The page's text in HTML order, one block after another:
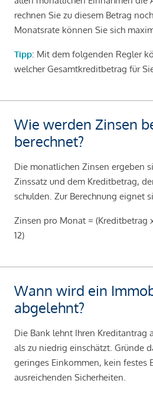
rechnen Sie zu diesem Betrag
Monatsrate können Sie sich
Tipp: Mit dem folgenden Regler
welcher Gesamtkreditbetrag für
Wie werden Zinsen
berechnet?
Die monatlichen Zinsen ergeben
Zinssatz und dem Kreditbetrag,
schulden. Zur Berechnung eignet
Zinsen pro Monat = (Kreditbetrag
12)
Wann wird ein
abgelehnt?
Die Bank lehnt Ihren Kreditantrag
als zu niedrig einschätzt. Gründe
geringes Einkommen, kein festes
ausreichenden Sicherheiten.